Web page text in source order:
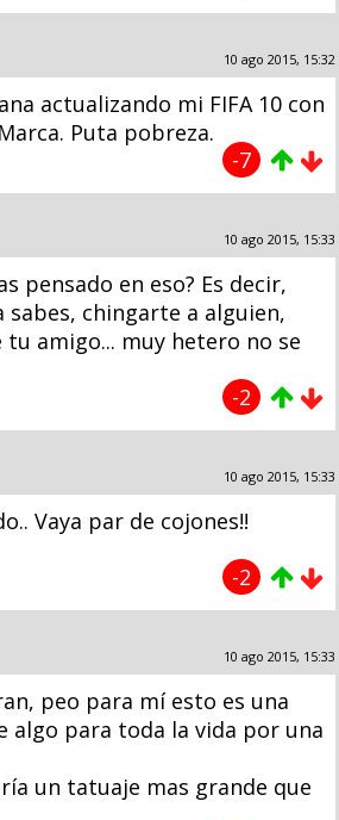
10 ago 2015, 15:32
actualizando mi FIFA 10 con
Puta pobreza.
-7
10 ago 2015, 15:33
pensado en eso? Es decir,
sabes, chingarte a alguien,
amigo... muy hetero no se
-2
10 ago 2015, 15:33
Vaya par de cojones!!
-2
10 ago 2015, 15:33
peo para mí esto es una
algo para toda la vida por una
un tatuaje mas grande que